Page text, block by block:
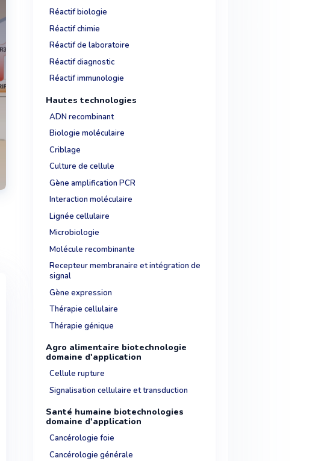
Réactif biologie
Réactif chimie
Réactif de laboratoire
Réactif diagnostic
Réactif immunologie
Hautes technologies
ADN recombinant
Biologie moléculaire
Criblage
Culture de cellule
Gène amplification PCR
Interaction moléculaire
Lignée cellulaire
Microbiologie
Molécule recombinante
Recepteur membranaire et intégration de
signal
Gène expression
Thérapie cellulaire
Thérapie génique
Agro alimentaire biotechnologie
domaine d'application
Cellule rupture
Signalisation cellulaire et transduction
Santé humaine biotechnologies
domaine d'application
Cancérologie foie
Cancérologie générale